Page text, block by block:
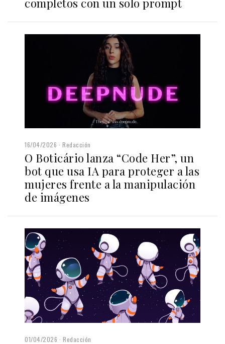
completos con un solo prompt
16/04/2026 Redacción
O Boticário lanza “Code Her”, un
bot que usa IA para proteger a las
mujeres frente a la manipulación
de imágenes
01/04/2026 Redacción